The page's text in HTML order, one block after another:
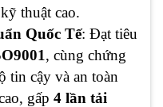
thuật cao.
Quốc Tế: Đạt tiêu
, cùng chứng
tin cậy và an toàn
gấp 4 lần tải